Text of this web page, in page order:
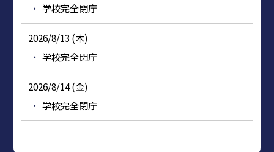
学校完全閉庁
2026/8/13 (木)
学校完全閉庁
2026/8/14 (金)
学校完全閉庁